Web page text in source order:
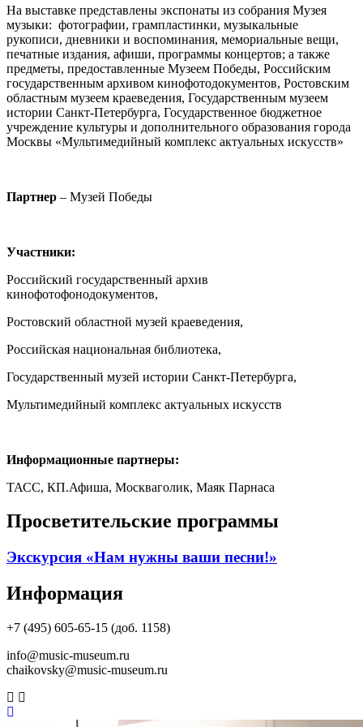
На выставке представлены экспонаты из собрания Музея
музыки: фотографии, грампластинки, музыкальные
рукописи, дневники и воспоминания, мемориальные вещи,
печатные издания, афиши, программы концертов; а также
предметы, предоставленные Музеем Победы, Российским
государственным архивом кинофотодокументов, Ростовским
областным музеем краеведения, Государственным музеем
истории Санкт-Петербурга, Государственное бюджетное
учреждение культуры и дополнительного образования города
Москвы «Мультимедийный комплекс актуальных искусств»
Партнер – Музей Победы
Участники:
Российский государственный архив
кинофотофонодокументов,
Ростовский областной музей краеведения,
Российская национальная библиотека,
Государственный музей истории Санкт-Петербурга,
Мультимедийный комплекс актуальных искусств
Информационные партнеры:
ТАСС, КП.Афиша, Москваголик, Маяк Парнаса
Просветительские программы
Экскурсия «Нам нужны ваши песни!»
Информация
+7 (495) 605-65-15 (доб. 1158)
info@music-museum.ru
chaikovsky@music-museum.ru